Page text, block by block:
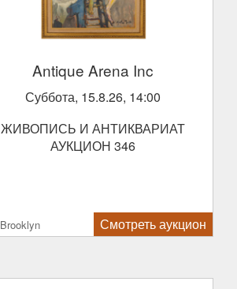
Antique Arena Inc
Суббота, 15.8.26, 14:00
ЖИВОПИСЬ И АНТИКВАРИАТ
АУКЦИОН 346
Brooklyn Смотреть аукцион